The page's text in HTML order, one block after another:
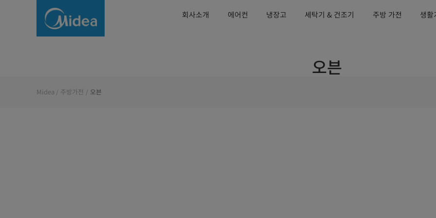
회사소개 에어컨 냉장고 세탁기 & 건조기 주방 가전 생활
오븐
Midea 주방가전 오븐